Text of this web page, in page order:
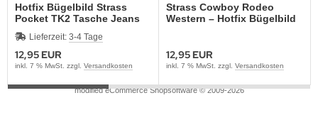
Hotfix Bügelbild Strass
Pocket TK2 Tasche Jeans
Bluse 121231
Lieferzeit: 3-4 Tage
12,95 EUR
inkl. 7 % MwSt. zzgl. Versandkosten
Strass Cowboy Rodeo
Western – Hotfix Bügelbild
12,95 EUR
inkl. 7 % MwSt. zzgl. Versandkosten
modified eCommerce Shopsoftware © 2009-2026